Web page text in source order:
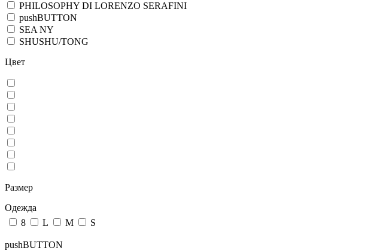
PHILOSOPHY DI LORENZO SERAFINI
pushBUTTON
SEA NY
SHUSHU/TONG
Цвет
Размер
Одежда
8
L M S
pushBUTTON